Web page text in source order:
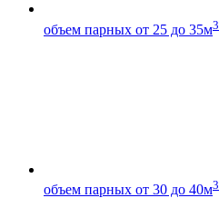
объем парных от 25 до 35м3
объем парных от 30 до 40м3